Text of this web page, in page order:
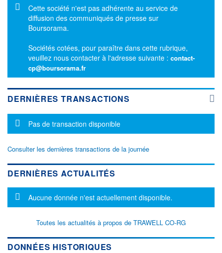
Message d'information
Cette société n'est pas adhérente au service de
diffusion des communiqués de presse sur
Boursorama.
Sociétés cotées, pour paraître dans cette rubrique,
veuillez nous contacter à l'adresse suivante : contact-
cp@boursorama.fr
DERNIÈRES TRANSACTIONS
Message d'information
Pas de transaction disponible
Consulter les dernières transactions de la journée
DERNIÈRES ACTUALITÉS
Message d'information
Aucune donnée n'est actuellement disponible.
Toutes les actualités à propos de TRAWELL CO-RG
DONNÉES HISTORIQUES